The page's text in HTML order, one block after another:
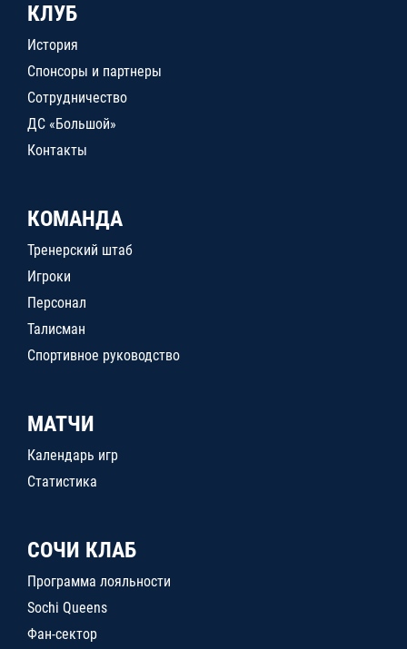
КЛУБ
История
Спонсоры и партнеры
Сотрудничество
ДС «Большой»
Контакты
КОМАНДА
Тренерский штаб
Игроки
Персонал
Талисман
Спортивное руководство
МАТЧИ
Календарь игр
Статистика
СОЧИ КЛАБ
Программа лояльности
Sochi Queens
Фан-сектор